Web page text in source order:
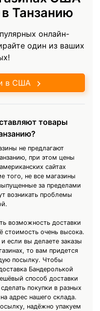
Танзанию
онлайн-
один из ваших
в США
товары
не предлагают
при этом цены
сайтах
того, не все магазины
за пределами
возникать проблемы
возможность доставки
стоимость очень высока.
если вы делаете заказы
то вам придется
посылку. Чтобы
Бандеролькой
способ доставки
покупки в разных
адрес нашего склада.
надёжно упакуем